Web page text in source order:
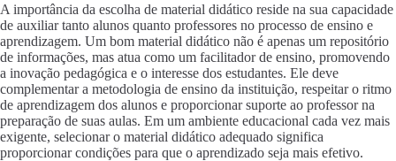
A importância da escolha de material didático reside na sua capacidade
de auxiliar tanto alunos quanto professores no processo de ensino e
aprendizagem. Um bom material didático não é apenas um repositório
de informações, mas atua como um facilitador de ensino, promovendo
a inovação pedagógica e o interesse dos estudantes. Ele deve
complementar a metodologia de ensino da instituição, respeitar o ritmo
de aprendizagem dos alunos e proporcionar suporte ao professor na
preparação de suas aulas. Em um ambiente educacional cada vez mais
exigente, selecionar o material didático adequado significa
proporcionar condições para que o aprendizado seja mais efetivo.